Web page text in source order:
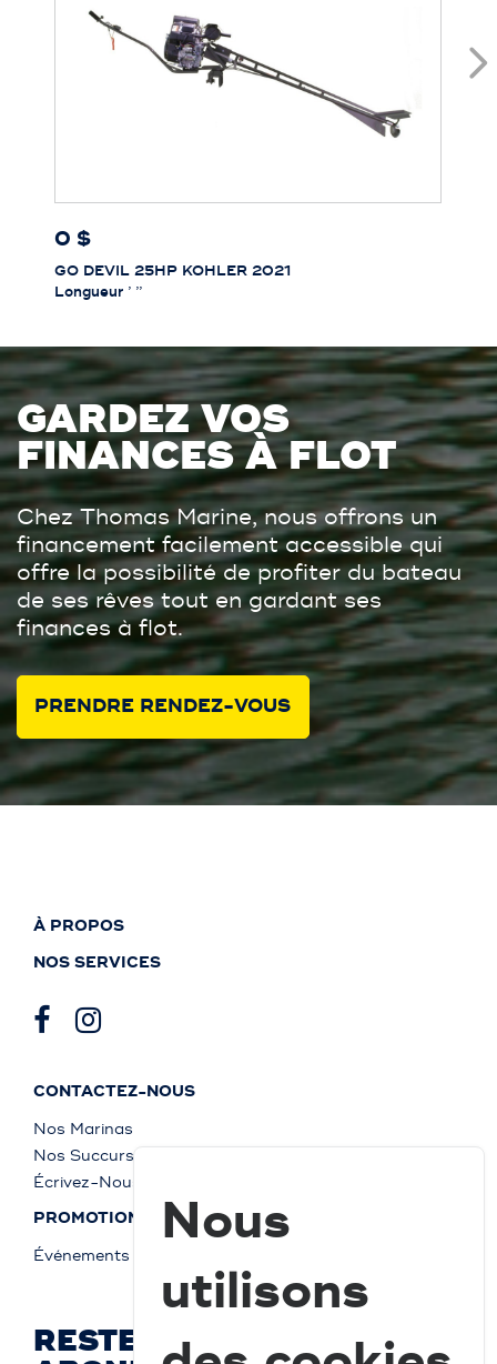
0 $
GO DEVIL 25HP KOHLER 2021
Longueur ’ ’’
GARDEZ VOS
FINANCES À FLOT
Chez Thomas Marine, nous offrons un
financement facilement accessible qui
offre la possibilité de profiter du bateau
de ses rêves tout en gardant ses
finances à flot.
PRENDRE RENDEZ-VOUS
À PROPOS
NOS SERVICES
CONTACTEZ-NOUS
Nos Marinas
Nos Succursales
Écrivez-Nous
PROMOTIONS
Événements
RESTEZ À JOUR ET
Nous
utilisons